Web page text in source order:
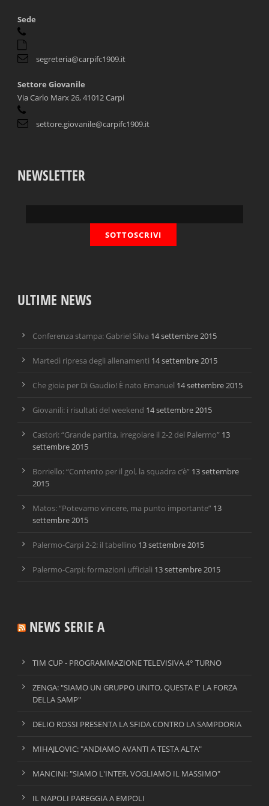
Sede
segreteria@carpifc1909.it
Settore Giovanile
Via Carlo Marx 26, 41012 Carpi
settore.giovanile@carpifc1909.it
NEWSLETTER
ULTIME NEWS
Conferenza stampa: Gabriel Silva 14 settembre 2015
Martedì ripresa degli allenamenti 14 settembre 2015
Che gioia per Di Gaudio! È nato Emanuel 14 settembre 2015
Giovanili: i risultati del weekend 14 settembre 2015
Castori: “Grande partita, irregolare il 2-2 del Palermo” 13
settembre 2015
Borriello: “Contento per il gol, la squadra c’è” 13 settembre
2015
Matos: “Potevamo vincere, ma punto importante” 13
settembre 2015
Palermo-Carpi 2-2: il tabellino 13 settembre 2015
Palermo-Carpi: formazioni ufficiali 13 settembre 2015
NEWS SERIE A
TIM CUP - PROGRAMMAZIONE TELEVISIVA 4° TURNO
ZENGA: "SIAMO UN GRUPPO UNITO, QUESTA E' LA FORZA
DELLA SAMP"
DELIO ROSSI PRESENTA LA SFIDA CONTRO LA SAMPDORIA
MIHAJLOVIC: "ANDIAMO AVANTI A TESTA ALTA"
MANCINI: "SIAMO L'INTER, VOGLIAMO IL MASSIMO"
IL NAPOLI PAREGGIA A EMPOLI